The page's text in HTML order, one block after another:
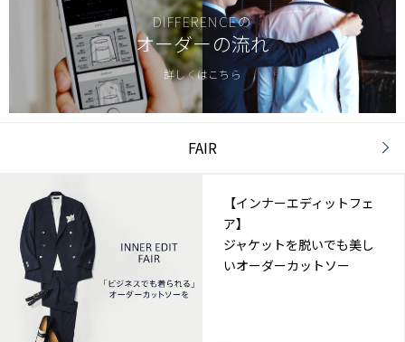
DIFFERENCEの
オーダーの流れ
詳しくはこちら
FAIR
【インナーエディットフェ
ア】
ジャケットを脱いでも美し
いオーダーカットソー